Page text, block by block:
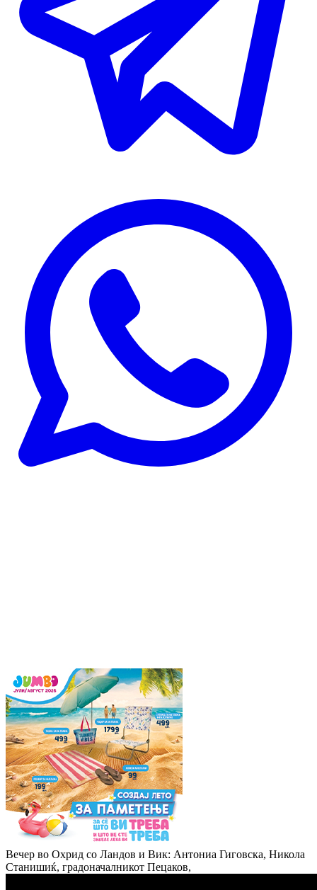
Вечер во Охрид со Ландов и Вик: Антониа Гиговска, Никола
Станишиќ, градоначалникот Пецаков,